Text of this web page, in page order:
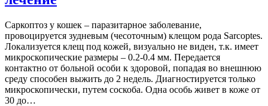
Саркоптоз у кошек – паразитарное заболевание,
провоцируется зудневым (чесоточным) клещом рода Sarcoptes.
Локализуется клещ под кожей, визуально не виден, т.к. имеет
микроскопические размеры – 0.2-0.4 мм. Передается
контактно от больной особи к здоровой, попадая во внешнюю
среду способен выжить до 2 недель. Диагностируется только
микроскопически, путем соскоба. Одна особь живет в коже от
30 до…